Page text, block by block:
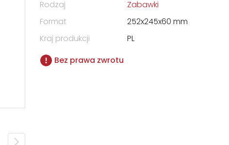
Rodzaj
Zabawki
Format
252x245x60 mm
Kraj produkcji
PL
Bez prawa zwrotu